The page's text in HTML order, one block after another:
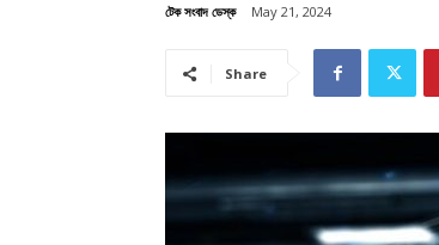
টেক সংবাদ ডেস্ক May 21, 2024
Share